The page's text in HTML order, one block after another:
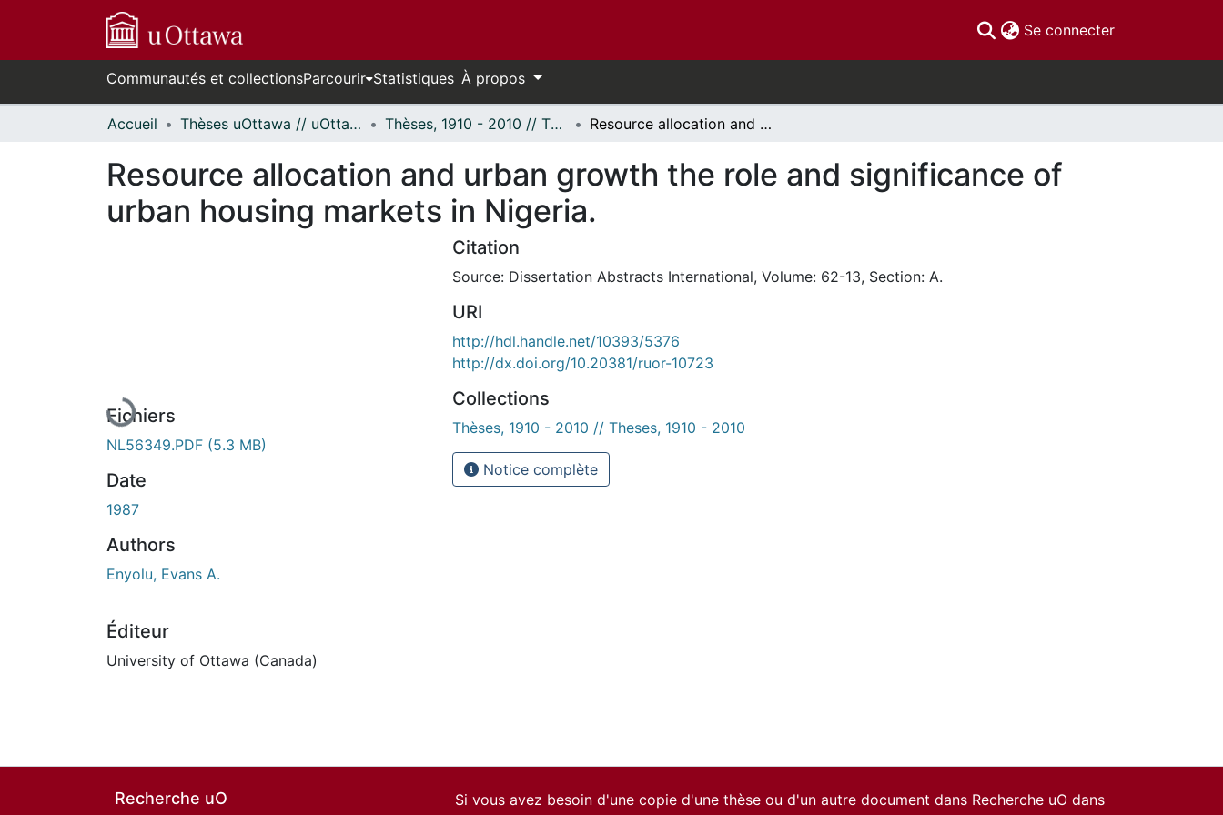
Se connecter(current)
Communautés et collectionsParcourir Statistiques À propos
Accueil Thèses uOttawa // uOttawa Theses Thèses, 1910 - 2010 // Theses, 1910 - 2010 Resource allocation and urban growth the role and significance of urban housing markets in Nigeria.
Resource allocation and urban growth the role and significance of
urban housing markets in Nigeria.
En cours de chargement...
Fichiers
NL56349.PDF (5.3 MB)
Date
1987
Authors
Enyolu, Evans A.
Éditeur
University of Ottawa (Canada)
Citation
Source: Dissertation Abstracts International, Volume: 62-13, Section: A.
URI
http://hdl.handle.net/10393/5376
http://dx.doi.org/10.20381/ruor-10723
Collections
Thèses, 1910 - 2010 // Theses, 1910 - 2010
Notice complète
Recherche uO
Si vous avez besoin d'une copie d'une thèse ou d'un autre document dans Recherche uO dans